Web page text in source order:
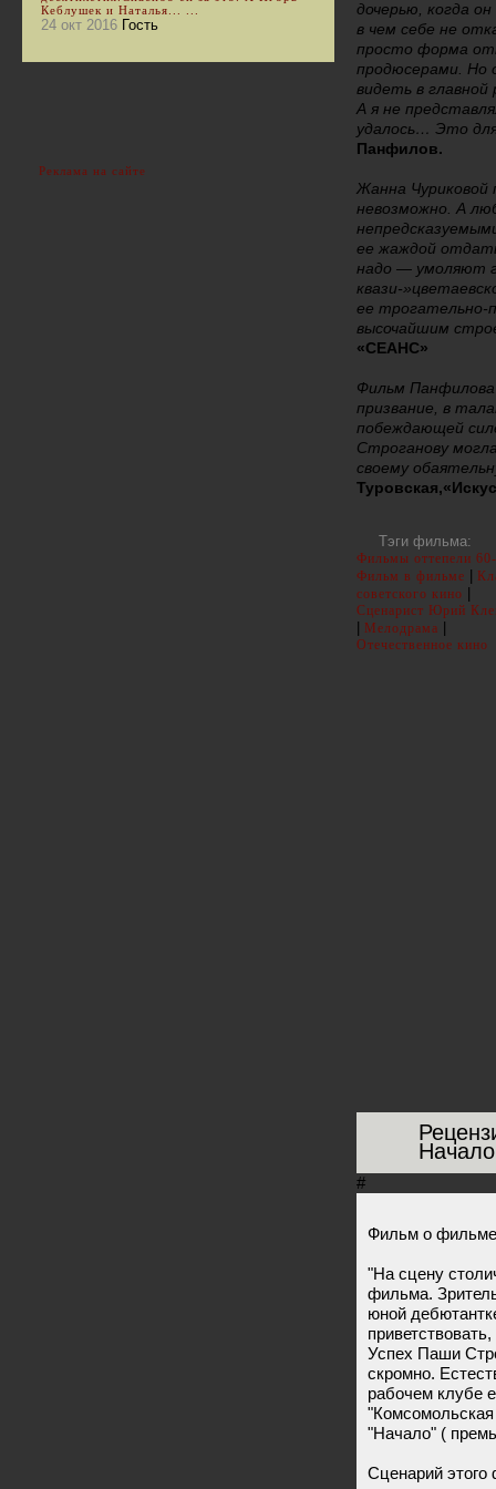
дочерью, когда
в чем себе не
просто форма
продюсерами. Но
видеть в главной
А я не
удалось… Это
Панфилов.
Жанна Чуриковой
невозможно. А
ее жаждой
надо — умоляют
квази-
ее трогательно-
высочайшим
«СЕАНС»
Фильм
призвание, в
побеждающей
Строганову
своему
Тэги фильма:
Фильмы оттепели
Фильм в фильме |
советского кино |
Сценарист Юрий
| Мелодрама |
Отечественное кино
#
Фильм о
"На сцену
фильма.
юной
Успех Паши
скромно.
рабочем клубе
"Начало" (
Сценарий
Кеблушек и Наталья... ...
24 окт 2016 Гость
Реклама на сайте